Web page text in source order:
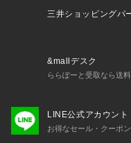
いち早く特典情報をゲッ
model: H168cm 着用サイ
三井ショッピングパ
&mallデスク
ららぽーと受取なら送
LINE公式アカウント
お得なセール・クーポ